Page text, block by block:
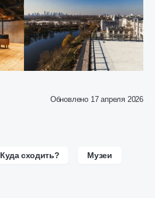
Обновлено 17 апреля 2026
Куда сходить? Музеи